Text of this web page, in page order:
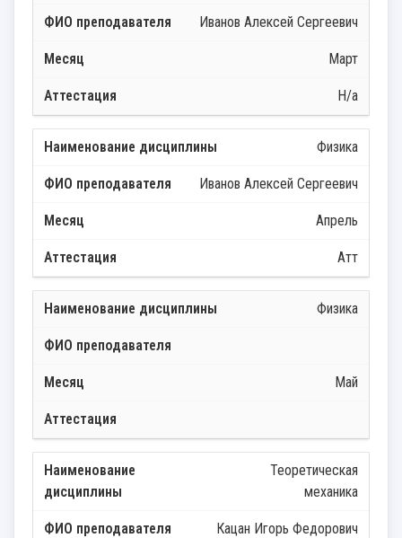
Иванов Алексей Сергеевич
Март
Н/а
Физика
Иванов Алексей Сергеевич
Апрель
Атт
Физика
Май
Теоретическая
механика
Кацан Игорь Федорович